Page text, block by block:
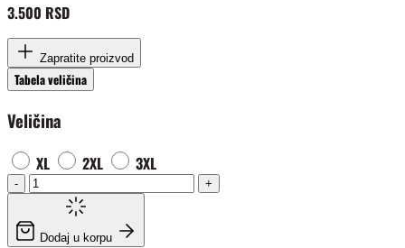
3.500 RSD
Zapratite proizvod
Tabela veličina
Veličina
XL 2XL 3XL
- +
Dodaj u korpu